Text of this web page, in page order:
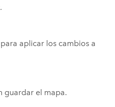
aplicar los cambios a
guardar el mapa.